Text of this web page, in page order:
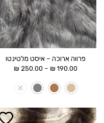
פרווה ארוכה – איסט מלטינטו
190.00
₪
–
250.00
₪